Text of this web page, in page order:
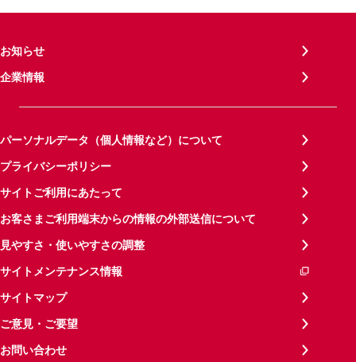
お知らせ
企業情報
パーソナルデータ（個人情報など）について
プライバシーポリシー
サイトご利用にあたって
お客さまご利用端末からの情報の外部送信について
見やすさ・使いやすさの調整
サイトメンテナンス情報
サイトマップ
ご意見・ご要望
お問い合わせ